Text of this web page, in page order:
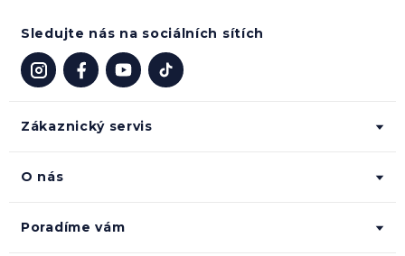
Zákaznický servis
O nás
Poradíme vám
Sledujte nás na sociálních sítích